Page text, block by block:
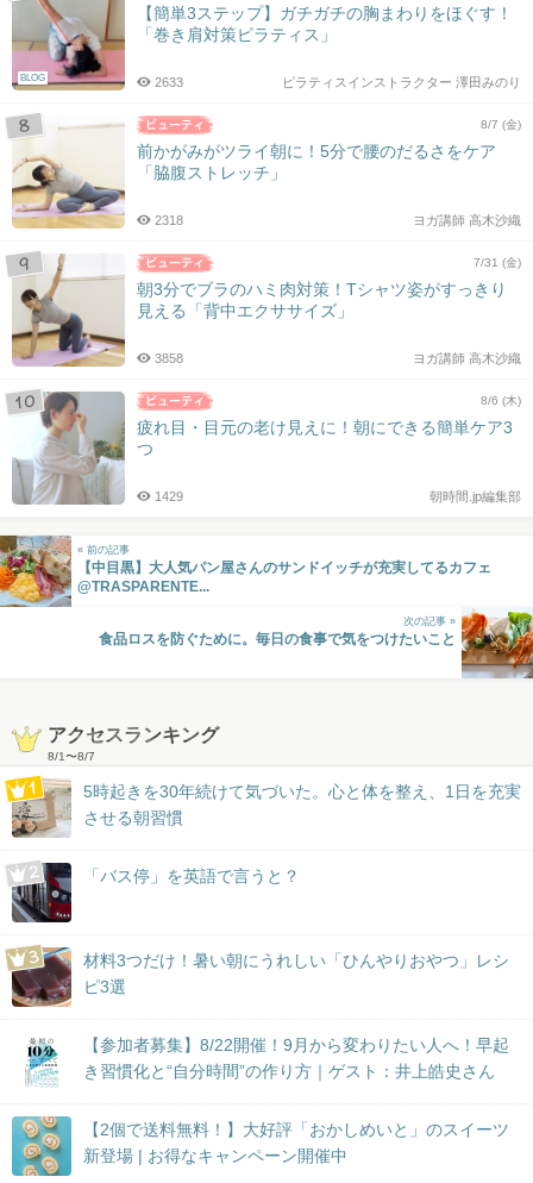
BLOG
【簡単3ステップ】ガチガチの胸まわりをほぐす！
「巻き肩対策ピラティス」
ピラティスインストラクター 澤田みのり
2633
8/7 (金)
前かがみがツライ朝に！5分で腰のだるさをケア
「脇腹ストレッチ」
ヨガ講師 高木沙織
2318
7/31 (金)
朝3分でブラのハミ肉対策！Tシャツ姿がすっきり
見える「背中エクササイズ」
ヨガ講師 高木沙織
3858
8/6 (木)
疲れ目・目元の老け見えに！朝にできる簡単ケア3
つ
朝時間.jp編集部
1429
« 前の記事
【中目黒】大人気パン屋さんのサンドイッチが充実してるカフェ
@TRASPARENTE...
次の記事 »
食品ロスを防ぐために。毎日の食事で気をつけたいこと
アクセスランキング
8/1〜8/7
5時起きを30年続けて気づいた。心と体を整え、1日を充実
させる朝習慣
「バス停」を英語で言うと？
材料3つだけ！暑い朝にうれしい「ひんやりおやつ」レシ
ピ3選
【参加者募集】8/22開催！9月から変わりたい人へ！早起
き習慣化と“自分時間”の作り方｜ゲスト：井上皓史さん
【2個で送料無料！】大好評「おかしめいと」のスイーツ
新登場 | お得なキャンペーン開催中